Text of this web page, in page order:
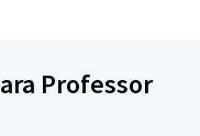
Professor